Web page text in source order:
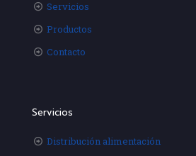
Servicios
Productos
Contacto
Servicios
Distribución alimentación